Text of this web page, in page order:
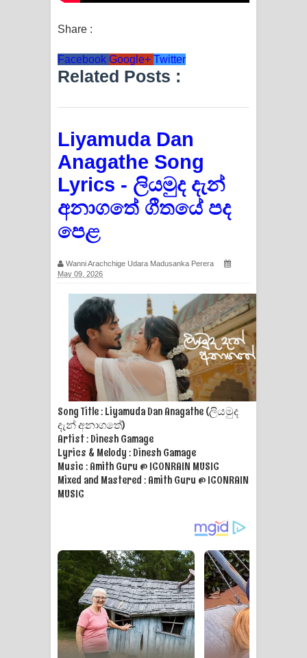
Share :
Facebook Google+ Twitter
Related Posts :
Liyamuda Dan
Anagathe Song
Lyrics - ලියමුද දැන්
අනාගතේ ගීතයේ පද
පෙළ
Wanni Arachchige Udara Madusanka Perera
May 09, 2026
Song Title : Liyamuda Dan Anagathe (ලියමුද
දැන් අනාගතේ)
Artist : Dinesh Gamage
Lyrics & Melody : Dinesh Gamage
Music : Amith Guru @ ICONRAIN MUSIC
Mixed and Mastered : Amith Guru @ ICONRAIN
MUSIC